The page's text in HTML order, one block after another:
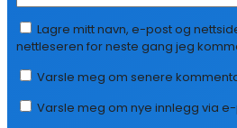
Lagre mitt navn, e-post og
nettleseren for neste gang jeg
Varsle meg om senere
Varsle meg om nye innlegg via